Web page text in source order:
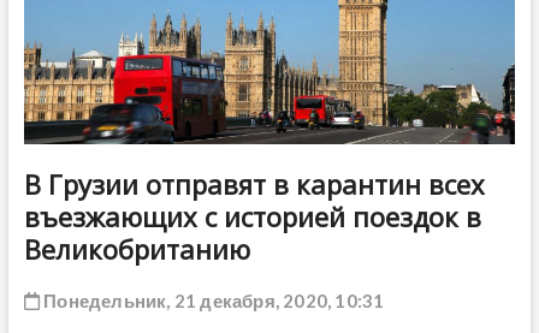
В Грузии отправят в карантин всех
въезжающих с историей поездок в
Великобританию
Понедельник, 21 декабря, 2020, 10:31